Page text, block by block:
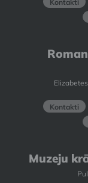
Kontakti
Kontakti
Muzeju